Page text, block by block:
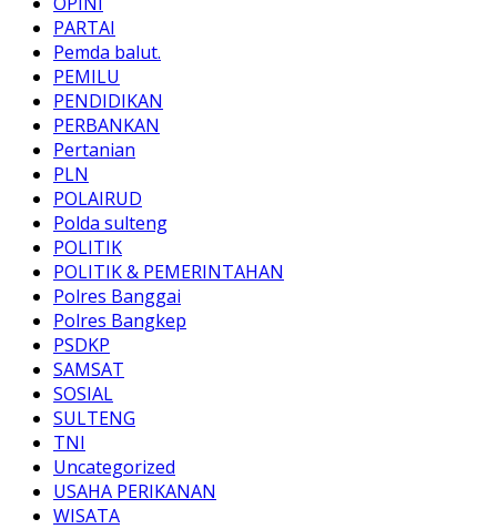
PARTAI
Pemda balut.
PEMILU
PENDIDIKAN
PERBANKAN
Pertanian
PLN
POLAIRUD
Polda sulteng
POLITIK
POLITIK & PEMERINTAHAN
Polres Banggai
Polres Bangkep
PSDKP
SAMSAT
SOSIAL
SULTENG
TNI
Uncategorized
USAHA PERIKANAN
WISATA